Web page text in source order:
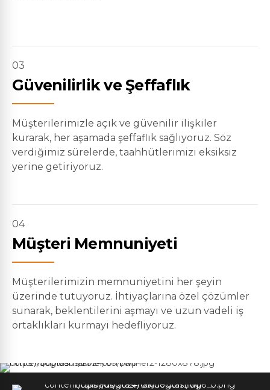
03
Güvenilirlik ve Şeffaflık
Müşterilerimizle açık ve güvenilir ilişkiler
kurarak, her aşamada şeffaflık sağlıyoruz. Söz
verdiğimiz sürelerde, taahhütlerimizi eksiksiz
yerine getiriyoruz.
04
Müşteri Memnuniyeti
Müşterilerimizin memnuniyetini her şeyin
üzerinde tutuyoruz. İhtiyaçlarına özel çözümler
sunarak, beklentilerini aşmayı ve uzun vadeli iş
ortaklıkları kurmayı hedefliyoruz.